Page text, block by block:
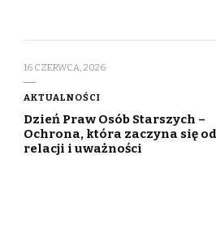
16 CZERWCA, 2026
AKTUALNOŚCI
Dzień Praw Osób Starszych –
Ochrona, która zaczyna się od
relacji i uważności